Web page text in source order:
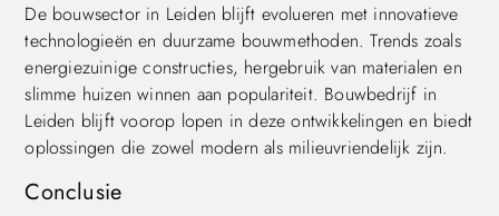
De bouwsector in Leiden blijft evolueren met innovatieve
technologieën en duurzame bouwmethoden. Trends zoals
energiezuinige constructies, hergebruik van materialen en
slimme huizen winnen aan populariteit. Bouwbedrijf in
Leiden blijft voorop lopen in deze ontwikkelingen en biedt
oplossingen die zowel modern als milieuvriendelijk zijn.
Conclusie